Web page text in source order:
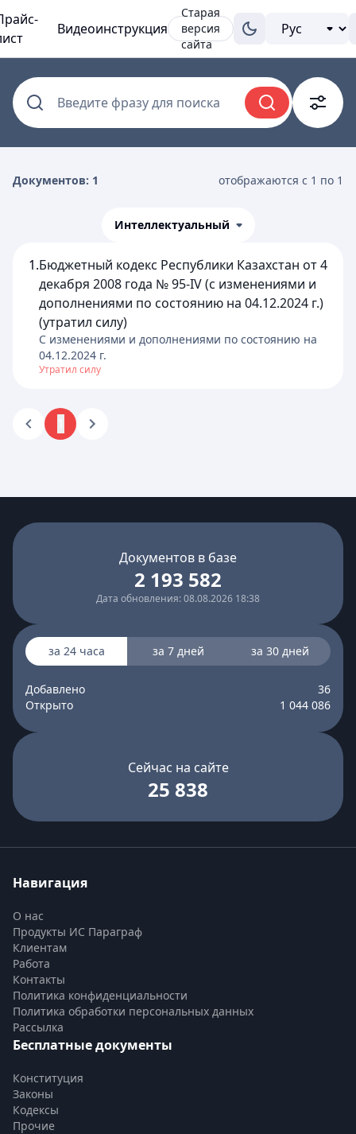
Видеоинструкция
Старая
версия
сайта
Введите фразу для поиска
Документов: 1 отображаются с 1 по 1
Интеллектуальный
1.Бюджетный кодекс Республики Казахстан от 4
декабря 2008 года № 95-IV (с изменениями и
дополнениями по состоянию на 04.12.2024 г.)
(утратил силу)
C изменениями и дополнениями по состоянию на
04.12.2024 г.
Утратил силу
Документов в базе
2 193 582
Дата обновления: 08.08.2026 18:38
за 24 часа за 7 дней за 30 дней
Добавлено
36
Открыто
1 044 086
Сейчас на сайте
25 838
Навигация
О нас
Продукты ИС Параграф
Клиентам
Работа
Контакты
Политика конфиденциальности
Политика обработки персональных данных
Рассылка
Бесплатные документы
Конституция
Законы
Кодексы
Прочие